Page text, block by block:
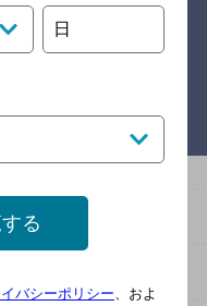
NAVI］
日
る
バシーポリシー、およ